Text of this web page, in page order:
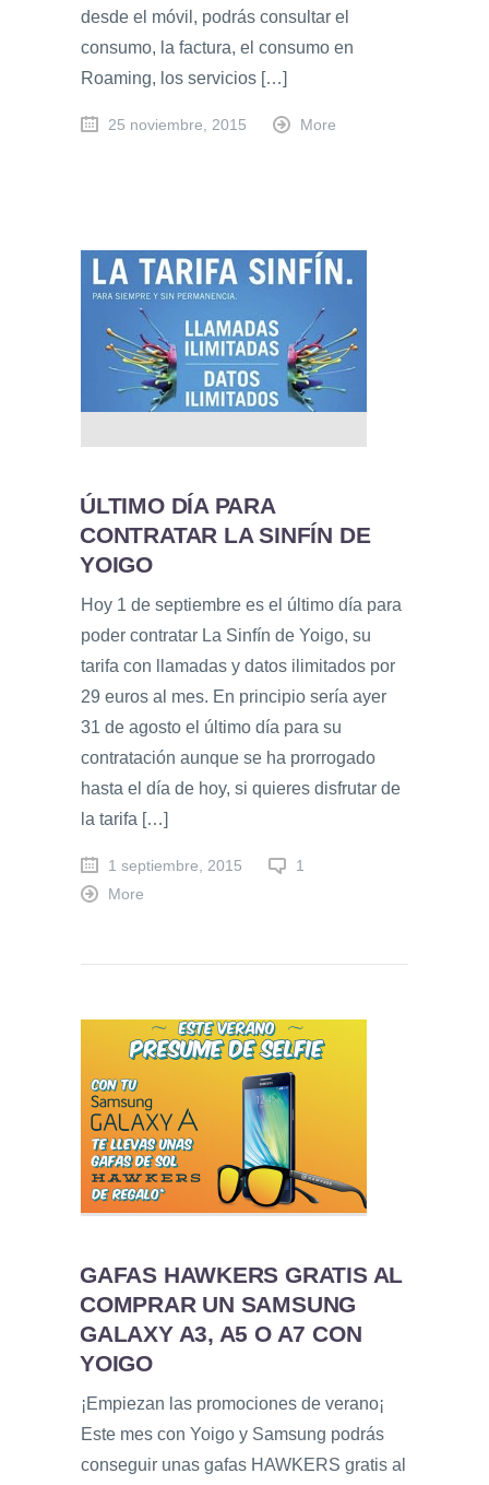
desde el móvil, podrás consultar el
consumo, la factura, el consumo en
Roaming, los servicios […]
25 noviembre, 2015 More
ÚLTIMO DÍA PARA
CONTRATAR LA SINFÍN DE
YOIGO
Hoy 1 de septiembre es el último día para
poder contratar La Sinfín de Yoigo, su
tarifa con llamadas y datos ilimitados por
29 euros al mes. En principio sería ayer
31 de agosto el último día para su
contratación aunque se ha prorrogado
hasta el día de hoy, si quieres disfrutar de
la tarifa […]
1 septiembre, 2015
1
More
GAFAS HAWKERS GRATIS AL
COMPRAR UN SAMSUNG
GALAXY A3, A5 O A7 CON
YOIGO
¡Empiezan las promociones de verano¡
Este mes con Yoigo y Samsung podrás
conseguir unas gafas HAWKERS gratis al